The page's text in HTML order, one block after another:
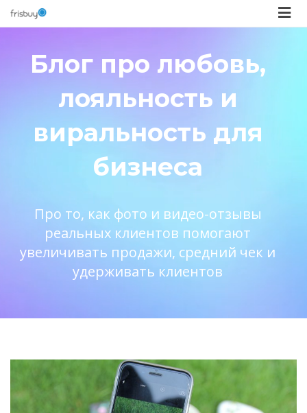
Блог про любовь,
лояльность и
виральность для
бизнеса
Про то, как фото и видео-отзывы
реальных клиентов помогают
увеличивать продажи, средний чек и
удерживать клиентов